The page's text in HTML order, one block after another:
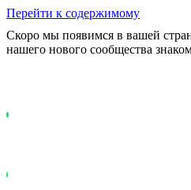
Перейти к содержимому
Скоро мы появимся в вашей
нашего нового сообщества